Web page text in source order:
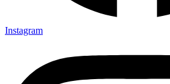
Instagram